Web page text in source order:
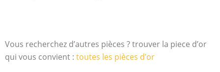
Vous recherchez d’autres pièces ? trouver la piece d’or
qui vous convient : toutes les pièces d’or